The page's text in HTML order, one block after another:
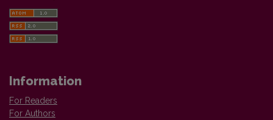
Information
For Readers
For Authors